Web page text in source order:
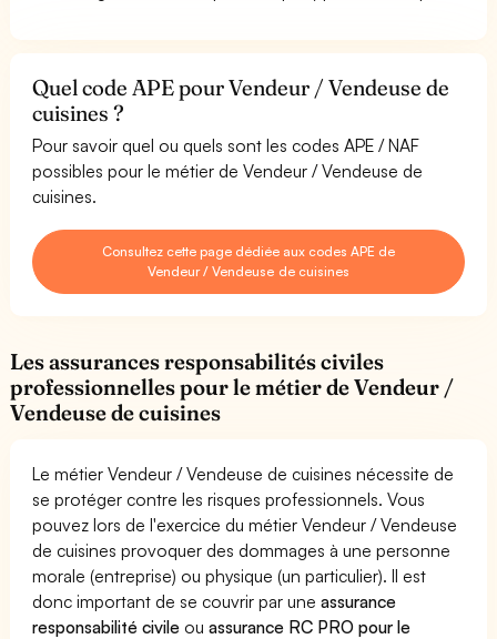
Quel code APE pour Vendeur / Vendeuse de
cuisines ?
Pour savoir quel ou quels sont les codes APE / NAF
possibles pour le métier de Vendeur / Vendeuse de
cuisines.
Consultez cette page dédiée aux codes APE de
Vendeur / Vendeuse de cuisines
Les assurances responsabilités civiles
professionnelles pour le métier de Vendeur /
Vendeuse de cuisines
Le métier Vendeur / Vendeuse de cuisines nécessite de
se protéger contre les risques professionnels. Vous
pouvez lors de l'exercice du métier Vendeur / Vendeuse
de cuisines provoquer des dommages à une personne
morale (entreprise) ou physique (un particulier). Il est
donc important de se couvrir par uneassurance
responsabilité civile ouassurance RC PRO pour le